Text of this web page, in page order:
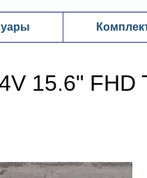
15.6"